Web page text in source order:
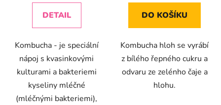
z
DETAIL
Kombucha - je speciální
nápoj s kvasinkovými
kulturami a bakteriemi
kyseliny mléčné
(mléčnými bakteriemi),
z
DO KOŠÍKU
Kombucha hloh se vyrábí
z bílého řepného cukru a
odvaru ze zelénho čaje a
hlohu.